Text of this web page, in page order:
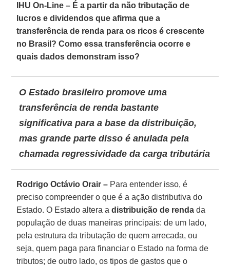
IHU On-Line – É a partir da não tributação de
lucros e dividendos que afirma que a
transferência de renda para os ricos é crescente
no Brasil? Como essa transferência ocorre e
quais dados demonstram isso?
O Estado brasileiro promove uma
transferência de renda bastante
significativa para a base da distribuição,
mas grande parte disso é anulada pela
chamada regressividade da carga tributária
Rodrigo Octávio Orair – Para entender isso, é
preciso compreender o que é a ação distributiva do
Estado. O Estado altera adistribuição de renda da
população de duas maneiras principais: de um lado,
pela estrutura da tributação de quem arrecada, ou
seja, quem paga para financiar o Estado na forma de
tributos; de outro lado, os tipos de gastos que o